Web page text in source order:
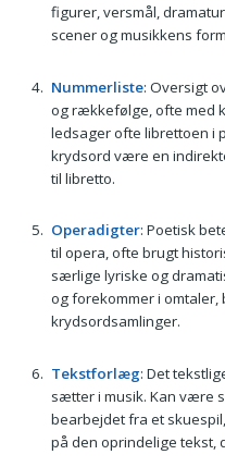
figurer, versmål,
scener og musikkens
Nummerliste: Oversigt
og rækkefølge, ofte med
ledsager ofte librettoen i
krydsord være en
til libretto.
Operadigter: Poetisk
til opera, ofte brugt
særlige lyriske og
og forekommer i
krydsordsamlinger.
Tekstforlæg: Det
sætter i musik. Kan være
bearbejdet fra et
på den oprindelige